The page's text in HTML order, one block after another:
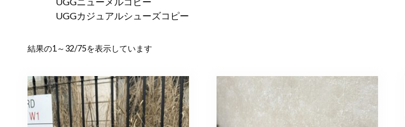
UGGカジュアルシューズコピー
結果の1～32/75を表示しています
い
順